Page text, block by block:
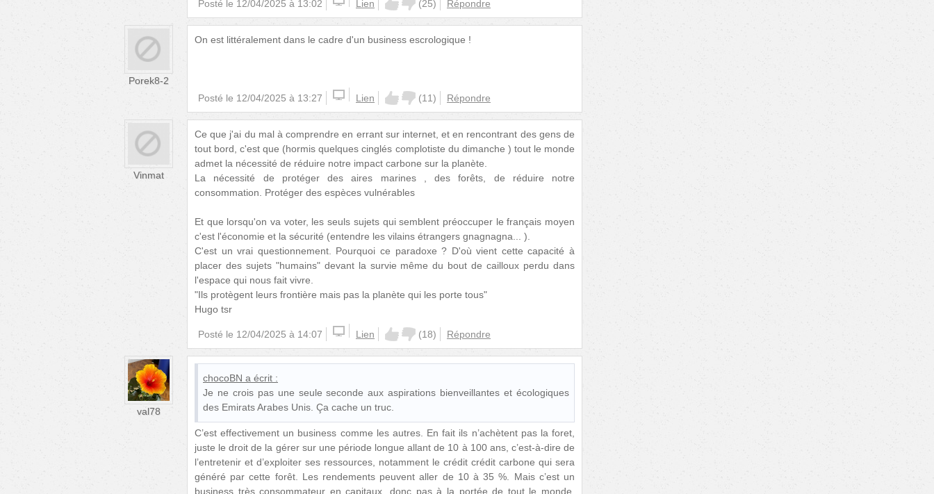
Posté le 12/04/2025 à 13:02 Lien (25) Répondre
Porek8-2
On est littéralement dans le cadre d'un business escrologique !
Posté le 12/04/2025 à 13:27 Lien (11) Répondre
Vinmat
Ce que j'ai du mal à comprendre en errant sur internet, et en rencontrant des gens de
tout bord, c'est que (hormis quelques cinglés complotiste du dimanche ) tout le monde
admet la nécessité de réduire notre impact carbone sur la planète.
La nécessité de protéger des aires marines , des forêts, de réduire notre
consommation. Protéger des espèces vulnérables
Et que lorsqu'on va voter, les seuls sujets qui semblent préoccuper le français moyen
c'est l'économie et la sécurité (entendre les vilains étrangers gnagnagna... ).
C'est un vrai questionnement. Pourquoi ce paradoxe ? D'où vient cette capacité à
placer des sujets "humains" devant la survie même du bout de cailloux perdu dans
l'espace qui nous fait vivre.
"Ils protègent leurs frontière mais pas la planète qui les porte tous"
Hugo tsr
Posté le 12/04/2025 à 14:07 Lien (18) Répondre
val78
chocoBN a écrit :
Je ne crois pas une seule seconde aux aspirations bienveillantes et écologiques
des Emirats Arabes Unis. Ça cache un truc.
C’est effectivement un business comme les autres. En fait ils n’achètent pas la foret,
juste le droit de la gérer sur une période longue allant de 10 à 100 ans, c’est-à-dire de
l’entretenir et d’exploiter ses ressources, notamment le crédit crédit carbone qui sera
généré par cette forêt. Les rendements peuvent aller de 10 à 35 %. Mais c’est un
business très consommateur en capitaux, donc pas à la portée de tout le monde,